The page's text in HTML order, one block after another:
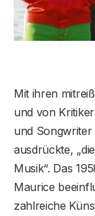
Mit ihren
und von
und Songwriter
ausdrückte,
Musik“. Das
Maurice
zahlreiche